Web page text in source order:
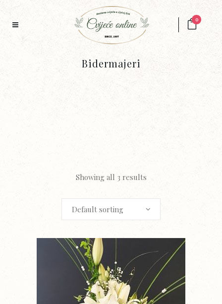
0
Bidermajeri
Showing all 3 results
Default sorting